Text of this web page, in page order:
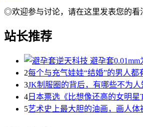
◎欢迎参与讨论，请在这里发表您的看
站长推荐
2每个与充气娃娃“结婚”的男人都
3JK制服圈的背后，有哪些不为
4 日本票选《比想像还高的女明星
5艺术史上最大胆的油画，画人体